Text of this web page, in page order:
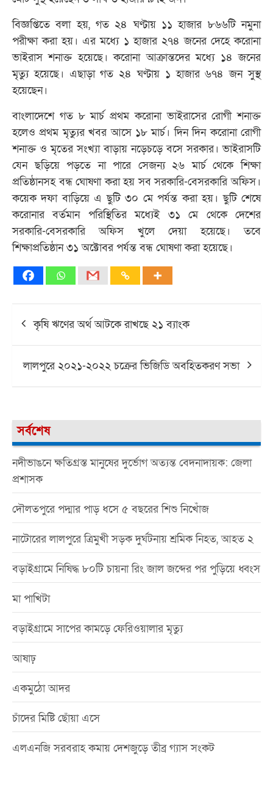
বিজ্ঞপ্তিতে বলা হয়, গত ২৪ ঘণ্টায় ১১ হাজার ৮৬৬টি নমুনা
পরীক্ষা করা হয়। এর মধ্যে ১ হাজার ২৭৪ জনের দেহে করোনা
ভাইরাস শনাক্ত হয়েছে। করোনা আক্রান্তদের মধ্যে ১৪ জনের
মৃত্যু হয়েছে। এছাড়া গত ২৪ ঘণ্টায় ১ হাজার ৬৭৪ জন সুস্থ
হয়েছেন।
বাংলাদেশে গত ৮ মার্চ প্রথম করোনা ভাইরাসের রোগী শনাক্ত
হলেও প্রথম মৃত্যুর খবর আসে ১৮ মার্চ। দিন দিন করোনা রোগী
শনাক্ত ও মৃতের সংখ্যা বাড়ায় নড়েচড়ে বসে সরকার। ভাইরাসটি
যেন ছড়িয়ে পড়তে না পারে সেজন্য ২৬ মার্চ থেকে শিক্ষা
প্রতিষ্ঠানসহ বন্ধ ঘোষণা করা হয় সব সরকারি-বেসরকারি অফিস।
কয়েক দফা বাড়িয়ে এ ছুটি ৩০ মে পর্যন্ত করা হয়। ছুটি শেষে
করোনার বর্তমান পরিস্থিতির মধ্যেই ৩১ মে থেকে দেশের
সরকারি-বেসরকারি অফিস খুলে দেয়া হয়েছে। তবে
শিক্ষাপ্রতিষ্ঠান ৩১ অক্টোবর পর্যন্ত বন্ধ ঘোষণা করা হয়েছে।
Post
navigation
কৃষি ঋণের অর্থ আটকে রাখছে ২১ ব্যাংক
লালপুরে ২০২১-২০২২ চক্রের ভিজিডি অবহিতকরণ সভা
সর্বশেষ
নদীভাঙনে ক্ষতিগ্রস্ত মানুষের দুর্ভোগ অত্যন্ত বেদনাদায়ক: জেলা
প্রশাসক
দৌলতপুরে পদ্মার পাড় ধসে ৫ বছরের শিশু নিখোঁজ
নাটোরের লালপুরে ত্রিমুখী সড়ক দুর্ঘটনায় শ্রমিক নিহত, আহত ২
বড়াইগ্রামে নিষিদ্ধ ৮০টি চায়না রিং জাল জব্দের পর পুড়িয়ে ধ্বংস
মা পাখিটা
বড়াইগ্রামে সাপের কামড়ে ফেরিওয়ালার মৃত্যু
আষাঢ়
একমুঠো আদর
চাঁদের মিষ্টি ছোঁয়া এসে
এলএনজি সরবরাহ কমায় দেশজুড়ে তীব্র গ্যাস সংকট